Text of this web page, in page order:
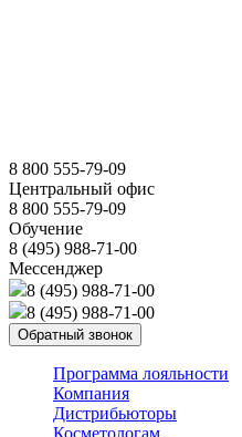
8 800 555-79-09
Центральный офис
8 800 555-79-09
Обучение
8 (495) 988-71-00
Мессенджер
8 (495) 988-71-00
8 (495) 988-71-00
Обратный звонок
Программа лояльности
Компания
Дистрибьюторы
Косметологам